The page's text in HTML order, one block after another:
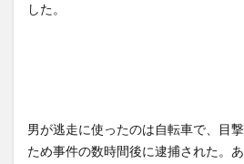
した。
男が逃走に使ったのは自転車で、目
ため事件の数時間後に逮捕された。